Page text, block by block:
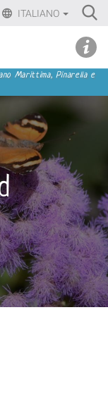
ITALIANO
Marittima, Pinarella e